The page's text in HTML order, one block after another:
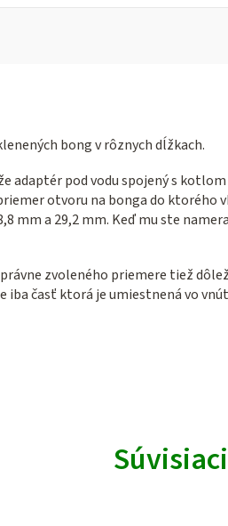
bong v rôznych dĺžkach.
adaptér pod vodu spojený s
otvoru na bonga do ktorého
mm a 29,2 mm. Keď mu ste
zvoleného priemere tiež
iba časť ktorá je umiestnená vo